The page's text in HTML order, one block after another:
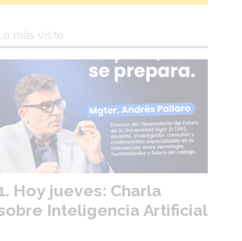
más visto
Hoy jueves: Charla
Inteligencia Artificial